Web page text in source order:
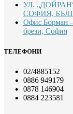
УЛ.
СОФИЯ,
Офис Борман
брези, София
ТЕЛЕФОНИ
02/4885152
0886 949179
0878 146904
0884 223581